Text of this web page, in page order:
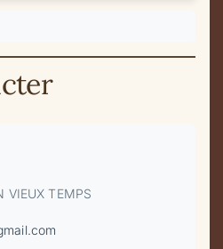
VIEUX TEMPS